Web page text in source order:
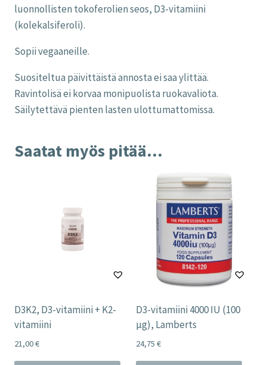
luonnollisten tokoferolien seos, D3-vitamiini
(kolekalsiferoli).
Sopii vegaaneille.
Suositeltua päivittäistä annosta ei saa ylittää.
Ravintolisä ei korvaa monipuolista ruokavaliota.
Säilytettävä pienten lasten ulottumattomissa.
Saatat myös pitää...
D3K2, D3-vitamiini + K2-
vitamiini
21,00€
D3-vitamiini 4000 IU (100
µg), Lamberts
24,75 €